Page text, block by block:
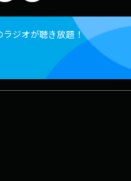
ジオが聴き放題！